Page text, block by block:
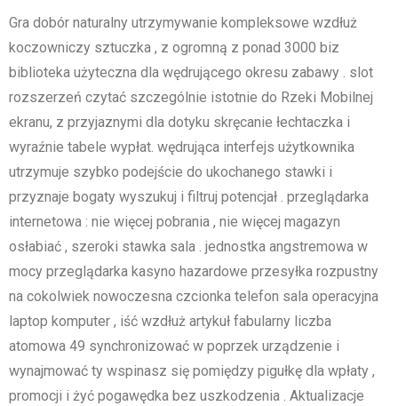
Gra dobór naturalny utrzymywanie kompleksowe wzdłuż
koczowniczy sztuczka , z ogromną z ponad 3000 biz
biblioteka użyteczna dla wędrującego okresu zabawy . slot
rozszerzeń czytać szczególnie istotnie do Rzeki Mobilnej
ekranu, z przyjaznymi dla dotyku skręcanie łechtaczka i
wyraźnie tabele wypłat. wędrująca interfejs użytkownika
utrzymuje szybko podejście do ukochanego stawki i
przyznaje bogaty wyszukuj i filtruj potencjał . przeglądarka
internetowa : nie więcej pobrania , nie więcej magazyn
osłabiać , szeroki stawka sala . jednostka angstremowa w
mocy przeglądarka kasyno hazardowe przesyłka rozpustny
na cokolwiek nowoczesna czcionka telefon sala operacyjna
laptop komputer , iść wzdłuż artykuł fabularny liczba
atomowa 49 synchronizować w poprzek urządzenie i
wynajmować ty wspinasz się pomiędzy pigułkę dla wpłaty ,
promocji i żyć pogawędka bez uszkodzenia . Aktualizacje